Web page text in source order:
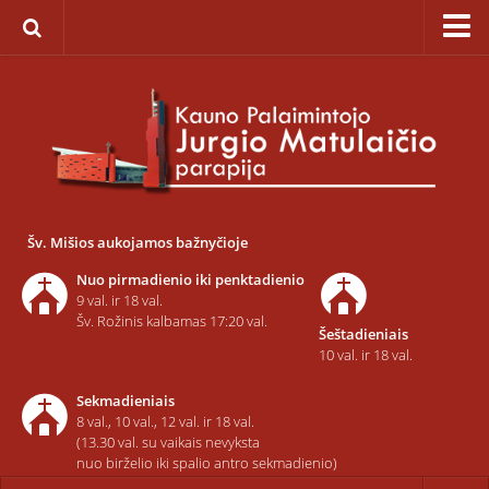
Įkūrimas
Paveikslas „Švč. Mergelės Marijos Ėmimo į dangų”
Statistika
Raštinė
Kontaktai ir rekvizitai
Dvasininkai
Šv. Mišios aukojamos bažnyčioje
Nuo pirmadienio iki penktadienio
9 val. ir 18 val.
Šv. Rožinis kalbamas 17:20 val.
Šeštadieniais
10 val. ir 18 val.
Sekmadieniais
8 val., 10 val., 12 val. ir 18 val.
(13.30 val. su vaikais nevyksta
nuo birželio iki spalio antro sekmadienio)